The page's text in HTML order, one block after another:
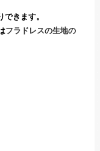
きます。
フラドレスの生地の